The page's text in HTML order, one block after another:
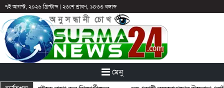
৭ই আগস্ট, ২০২৬ খ্রিস্টাব্দ| ২৩শে শ্রাবণ, ১৪৩৩ বঙ্গাব্দ
মেনু